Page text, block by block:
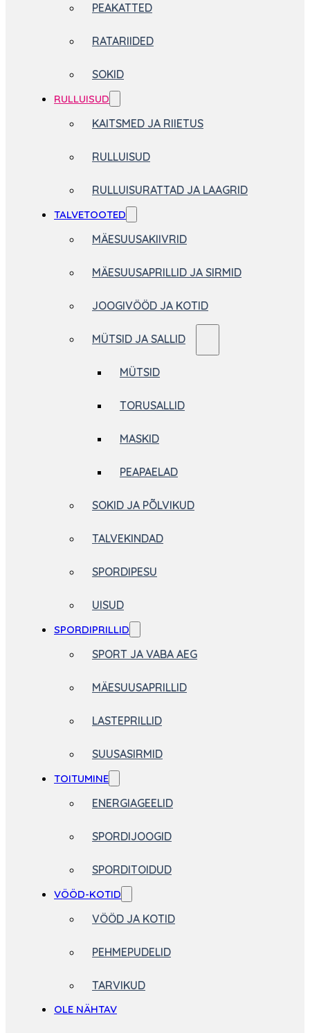
PEAKATTED
RATARIIDED
SOKID
RULLUISUD
KAITSMED JA RIIETUS
RULLUISUD
RULLUISURATTAD JA LAAGRID
TALVETOOTED
MÄESUUSAKIIVRID
MÄESUUSAPRILLID JA SIRMID
JOOGIVÖÖD JA KOTID
MÜTSID JA SALLID
MÜTSID
TORUSALLID
MASKID
PEAPAELAD
SOKID JA PÕLVIKUD
TALVEKINDAD
SPORDIPESU
UISUD
SPORDIPRILLID
SPORT JA VABA AEG
MÄESUUSAPRILLID
LASTEPRILLID
SUUSASIRMID
TOITUMINE
ENERGIAGEELID
SPORDIJOOGID
SPORDITOIDUD
VÖÖD-KOTID
VÖÖD JA KOTID
PEHMEPUDELID
TARVIKUD
OLE NÄHTAV